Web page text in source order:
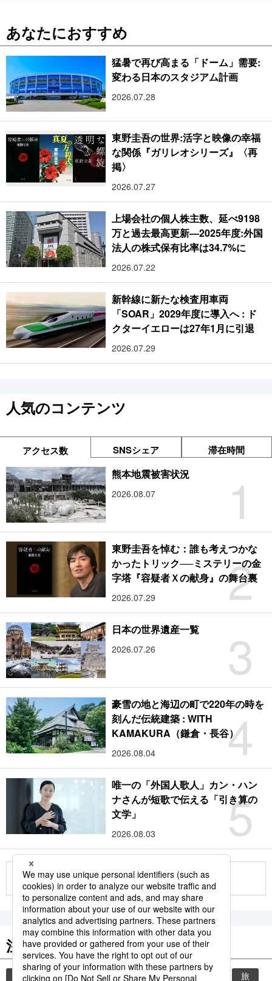
あなたにおすすめ
猛暑で再び高まる「ドーム」需要:
変わる日本のスタジアム計画
2026.07.28
東野圭吾の世界:活字と映像の幸福
な関係『ガリレオシリーズ』〈再
掲〉
2026.07.27
上場会社の個人株主数、延べ9198
万と過去最高更新―2025年度:外国
法人の株式保有比率は34.7%に
2026.07.22
新幹線に新たな検査用車両
「SOAR」2029年度に導入へ : ド
クターイエローは27年1月に引退
2026.07.29
人気のコンテンツ
アクセス数 SNSシェア 滞在時間
1
熊本地震被害状況
2026.08.07
2
東野圭吾を悼む：誰も考えつかな
かったトリック──ミステリーの金
字塔『容疑者Ｘの献身』の舞台裏
2026.07.29
3
日本の世界遺産一覧
2026.07.26
4
豪雪の地と海辺の町で220年の時を
刻んだ伝統建築 : WITH
KAMAKURA（鎌倉・長谷）
2026.08.04
5
唯一の「外国人歌人」カン・ハン
ナさんが短歌で伝える「引き算の
文学」
2026.08.03
もっと見る
注目のキーワード
共同通信ニュース 時事通信ニュース 観光 旅